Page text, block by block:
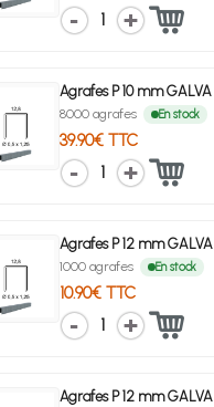
1
Agrafes P 10 mm GALVA
8000 agrafes En stock
39.90€ TTC
1
Agrafes P 12 mm GALVA
1000 agrafes En stock
10.90€ TTC
1
Agrafes P 12 mm GALVA